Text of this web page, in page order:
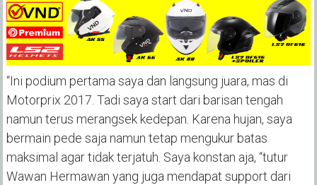
“Ini podium pertama saya dan langsung juara, mas di
Motorprix 2017. Tadi saya start dari barisan tengah
namun terus merangsek kedepan. Karena hujan, saya
bermain pede saja namun tetap mengukur batas
maksimal agar tidak terjatuh. Saya konstan aja, “tutur
Wawan Hermawan yang juga mendapat support dari